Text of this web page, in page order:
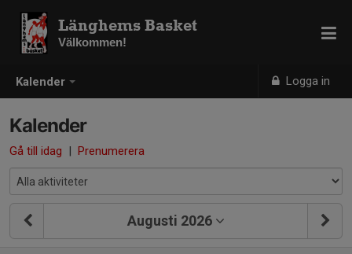
Kalender Logga in
Länghems Basket
Välkommen!
Kalender
Gå till idag | Prenumerera
Augusti 2026